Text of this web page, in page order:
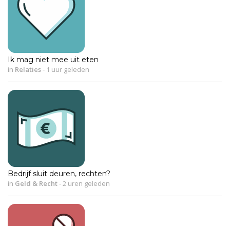
Ik mag niet mee uit eten
in Relaties- 1 uur geleden
Bedrijf sluit deuren, rechten?
in Geld & Recht- 2 uren geleden